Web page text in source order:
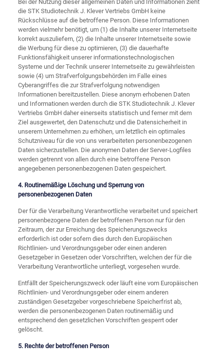
Bei der Nutzung dieser allgemeinen Daten und Informationen zieht
die STK Studiotechnik J. Klever Vertriebs GmbH keine
Rückschlüsse auf die betroffene Person. Diese Informationen
werden vielmehr benötigt, um (1) die Inhalte unserer Internetseite
korrekt auszuliefern, (2) die Inhalte unserer Internetseite sowie
die Werbung für diese zu optimieren, (3) die dauerhafte
Funktionsfähigkeit unserer informationstechnologischen
Systeme und der Technik unserer Internetseite zu gewährleisten
sowie (4) um Strafverfolgungsbehörden im Falle eines
Cyberangriffes die zur Strafverfolgung notwendigen
Informationen bereitzustellen. Diese anonym erhobenen Daten
und Informationen werden durch die STK Studiotechnik J. Klever
Vertriebs GmbH daher einerseits statistisch und ferner mit dem
Ziel ausgewertet, den Datenschutz und die Datensicherheit in
unserem Unternehmen zu erhöhen, um letztlich ein optimales
Schutzniveau für die von uns verarbeiteten personenbezogenen
Daten sicherzustellen. Die anonymen Daten der Server-Logfiles
werden getrennt von allen durch eine betroffene Person
angegebenen personenbezogenen Daten gespeichert.
4. Routinemäßige Löschung und Sperrung von
personenbezogenen Daten
Der für die Verarbeitung Verantwortliche verarbeitet und speichert
personenbezogene Daten der betroffenen Person nur für den
Zeitraum, der zur Erreichung des Speicherungszwecks
erforderlich ist oder sofern dies durch den Europäischen
Richtlinien- und Verordnungsgeber oder einen anderen
Gesetzgeber in Gesetzen oder Vorschriften, welchen der für die
Verarbeitung Verantwortliche unterliegt, vorgesehen wurde.
Entfällt der Speicherungszweck oder läuft eine vom Europäischen
Richtlinien- und Verordnungsgeber oder einem anderen
zuständigen Gesetzgeber vorgeschriebene Speicherfrist ab,
werden die personenbezogenen Daten routinemäßig und
entsprechend den gesetzlichen Vorschriften gesperrt oder
gelöscht.
5. Rechte der betroffenen Person